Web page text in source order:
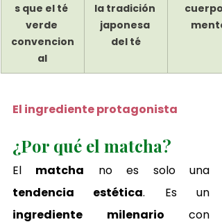
s que el té
verde
convencion
al
la tradición
japonesa
del té
cuerpo
mente
El ingrediente protagonista
¿Por qué el matcha?
El matcha
tendencia estética
ingrediente milenario